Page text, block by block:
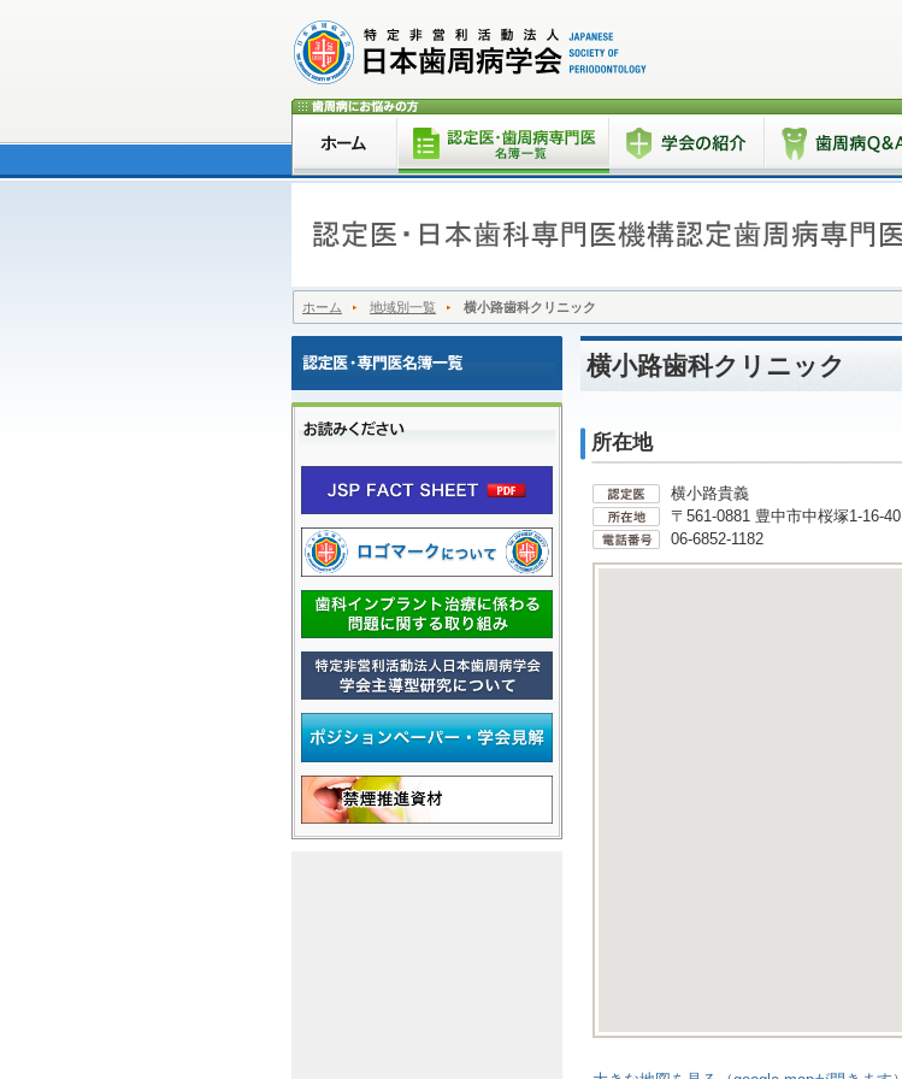
ホーム 地域別一覧 横小路歯科クリニック
横小路歯科クリニック
所在地
横小路貴義
〒561-0881 豊中市中桜塚1-16-40
06-6852-1182